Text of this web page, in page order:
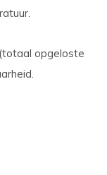
opgeloste